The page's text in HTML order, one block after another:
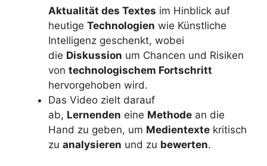
Aktualität des Textes im Hinblick auf
heutige Technologien wie Künstliche
Intelligenz geschenkt, wobei
die Diskussion um Chancen und Risiken
von technologischem Fortschritt
hervorgehoben wird.
Das Video zielt darauf
ab, Lernenden eine Methode an die
Hand zu geben, um Medientexte kritisch
zu analysieren und zu bewerten.